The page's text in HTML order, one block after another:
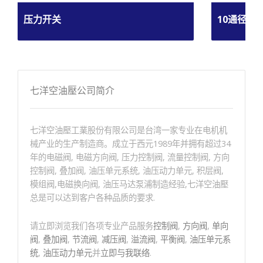
压力开关 10通径电
七洋空油壓公司简介
七洋空油壓工業股份有限公司是台湾一家专业在电机机
械产业的生产制造商。成立于西元1989年并拥有超过34
年的电磁阀, 电磁方向阀, 压力控制阀, 流量控制阀, 方向
控制阀, 叠加阀, 油压单元系统, 油压动力单元, 积层阀,
模组阀,电磁换向阀, 油压马达泵浦制造经验,七洋空油壓
总是可以达到客户各种品质的要求.
请立即浏览我们各项专业产品服务控制阀, 方向阀, 单向
阀, 叠加阀, 节流阀, 减压阀, 溢流阀, 平衡阀, 油压单元系
统, 油压动力单元并立即与我联络.